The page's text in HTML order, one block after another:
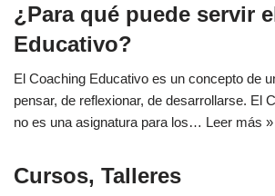
¿Para qué puede servir
Educativo?
El Coaching Educativo es un concepto de
pensar, de reflexionar, de desarrollarse. El
no es una asignatura para los… Leer más »
Cursos, Talleres